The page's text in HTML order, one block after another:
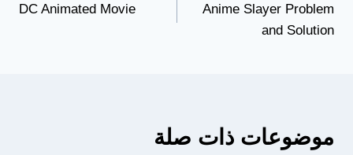
المقالات
Anime Slayer Problem
and Solution
DC Animated Movie
موضوعات ذات صلة